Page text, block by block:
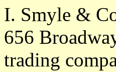
I. Smyle &
656
trading